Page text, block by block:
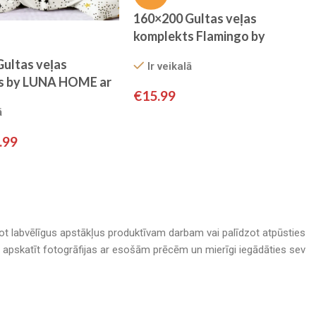
veļas
by LUNA HOME ar
160×200 Gultas veļas
komplekts Flamingo by
KOKVILNA SATĪNS
Ir veikalā
€15.99
labvēlīgus apstākļus produktīvam darbam vai palīdzot atpūsties
fotogrāfijas ar esošām prēcēm un mierīgi iegādāties sev